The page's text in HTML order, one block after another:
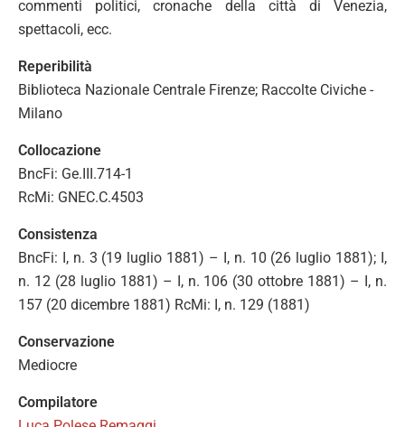
commenti politici, cronache della città di Venezia,
spettacoli, ecc.
Reperibilità
Biblioteca Nazionale Centrale Firenze; Raccolte Civiche -
Milano
Collocazione
BncFi: Ge.III.714-1
RcMi: GNEC.C.4503
Consistenza
BncFi: I, n. 3 (19 luglio 1881) – I, n. 10 (26 luglio 1881); I,
n. 12 (28 luglio 1881) – I, n. 106 (30 ottobre 1881) – I, n.
157 (20 dicembre 1881) RcMi: I, n. 129 (1881)
Conservazione
Mediocre
Compilatore